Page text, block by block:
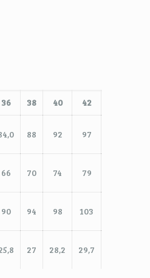
36 38 40 42
88 92 97
66 70 74 79
90 94 98 103
27 28,2 29,7